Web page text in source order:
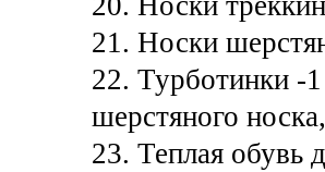
21. Носки
22. Турботинки -
шерстяного
23. Теплая обувь